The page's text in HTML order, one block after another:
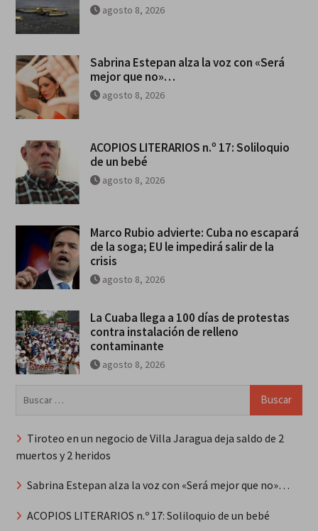
agosto 8, 2026
Sabrina Estepan alza la voz con «Será
mejor que no»…
agosto 8, 2026
ACOPIOS LITERARIOS n.º 17: Soliloquio
de un bebé
agosto 8, 2026
Marco Rubio advierte: Cuba no escapará
de la soga; EU le impedirá salir de la
crisis
agosto 8, 2026
La Cuaba llega a 100 días de protestas
contra instalación de relleno
contaminante
agosto 8, 2026
Tiroteo en un negocio de Villa Jaragua deja saldo de 2
muertos y 2 heridos
Sabrina Estepan alza la voz con «Será mejor que no»…
ACOPIOS LITERARIOS n.º 17: Soliloquio de un bebé